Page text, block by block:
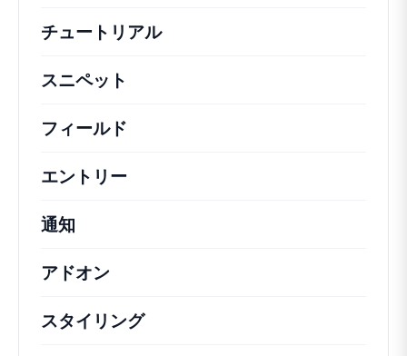
チュートリアル役立つハウツー記事やその他
スニペット
フィールド
エントリー
通知
アドオン
スタイリング